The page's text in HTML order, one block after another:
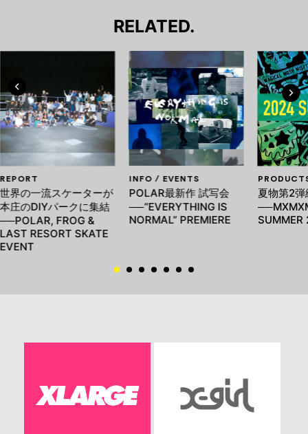
RELATED.
REPORT
世界の一流スケーターが
本庄のDIYパークに集結
──POLAR, FROG &
LAST RESORT SKATE
EVENT
INFO / EVENTS
POLAR最新作 試写会
──“EVERYTHING IS
NORMAL” PREMIERE
夏物第2
SUMMER